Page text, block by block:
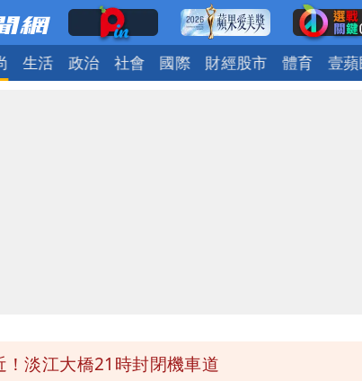
生活 政治 社會 國際 財經股市 體育 壹
！淡江大橋21時封閉機車道